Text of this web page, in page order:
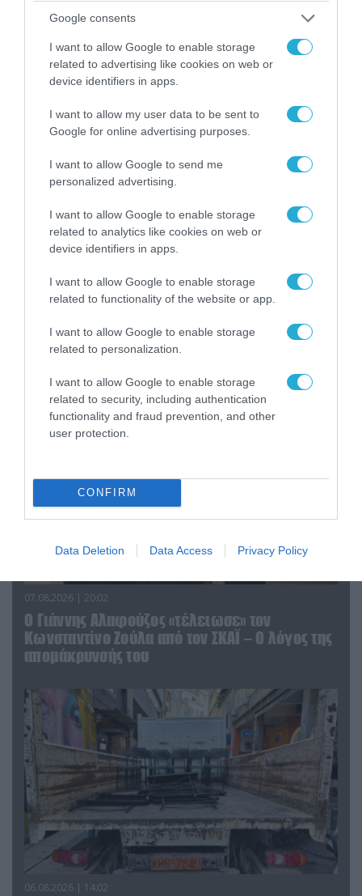
Google consents
I want to allow Google to enable storage
related to advertising like cookies on web or
device identifiers in apps.
I want to allow my user data to be sent to
Google for online advertising purposes.
I want to allow Google to send me
personalized advertising.
I want to allow Google to enable storage
related to analytics like cookies on web or
device identifiers in apps.
I want to allow Google to enable storage
related to functionality of the website or app.
I want to allow Google to enable storage
related to personalization.
I want to allow Google to enable storage
related to security, including authentication
functionality and fraud prevention, and other
user protection.
CONFIRM
Data Deletion Data Access Privacy Policy
09.08.2026 | 17:02
ΣΥΡΙΖΑ για υποκλοπές: «Το (παρα)κράτος της ΝΔ
08.08.2026 | 09:02
«Η απόλυτη τραγωδία»: Η «αιχμηρή» ανάρτηση
07.08.2026 | 20:02
Ο Γιάννης Αλαφούζος «τέλειωσε» τον
Κωνσταντίνο Ζούλα από τον ΣΚΑΪ – Ο λόγος της
απομάκρυνσής του
06.08.2026 | 14:02